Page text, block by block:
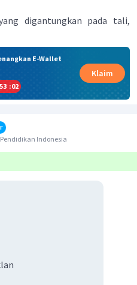
digantungkan pada tali,
E-Wallet
53 :02
Klaim
Indonesia